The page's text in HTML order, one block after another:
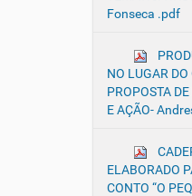
Fonseca .pdf
NO LUGAR
PROPOSTA
E AÇÃO-
ELABORADO
CONTO “O